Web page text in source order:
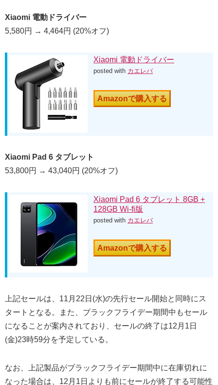
Xiaomi 電動ドライバー
5,580円 → 4,464円 (20%オフ)
Xiaomi 電動ドライバー
posted with カエレバ
Amazonで購入する
Xiaomi Pad 6 タブレット
53,800円 → 43,040円 (20%オフ)
Xiaomi Pad 6 タブレット 8GB +
128GB Wi-fi版
posted with カエレバ
Amazonで購入する
上記セールは、11月22日(水)の先行セール開始と同時にス
タートとなる。また、ブラックフライデー期間中もセール
になることが案内されており、セールの終了は12月1日
(金)23時59分を予定している。
なお、上記製品がブラックフライデー期間中に在庫切れに
なった場合は、12月1日よりも前にセールが終了する可能性